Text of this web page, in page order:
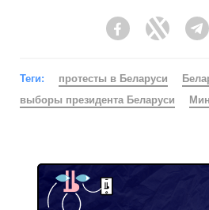
FacebookTwitter
Теги: протесты в Беларуси
выборы президента Беларуси